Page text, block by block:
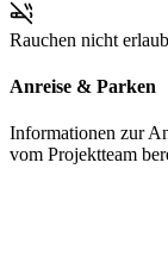
Rauchen nicht
Anreise & Parken
Informationen zur
vom Projektteam